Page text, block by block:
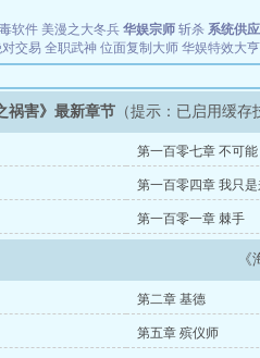
软件 美漫之大冬兵 华娱宗师 斩杀 系统供
交易 全职武神 位面复制大师 华娱特效大亨
祸害》最新章节 （提示：已启用缓
第一百零七章 不可
第一百零四章 我只
第一百零一章 棘手
第二章 基德
第五章 殡仪师